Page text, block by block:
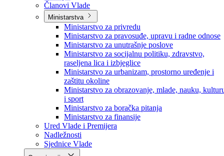
Vlada
Vlada BPK Goražde
Premijer
Članovi Vlade
Ministarstva
Ministarstvo za privredu
Ministarstvo za pravosuđe, upravu i radne odnose
Ministarstvo za unutrašnje poslove
Ministarstvo za socijalnu politiku, zdravstvo,
raseljena lica i izbjeglice
Ministarstvo za urbanizam, prostorno uređenje i
zaštitu okoline
Ministarstvo za obrazovanje, mlade, nauku,
i sport
Ministarstvo za boračka pitanja
Ministarstvo za finansije
Ured Vlade i Premijera